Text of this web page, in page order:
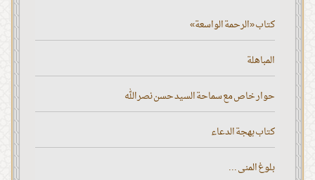
كتاب «الرحمة الواسعة»
المباهلة
حوار خاص مع سماحة السيد حسن نصر الله
كتاب بهجة الدعاء
بلوغ المنى ...